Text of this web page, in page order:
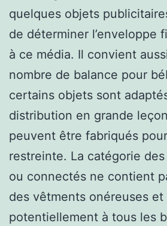
quelques objets
de déterminer l’enveloppe
à ce média. Il convient
nombre de balance pour
certains objets sont
distribution en grande
peuvent être fabriqués
restreinte. La catégorie
ou connectés ne contient
des vêtments onéreuses et
potentiellement à tous les